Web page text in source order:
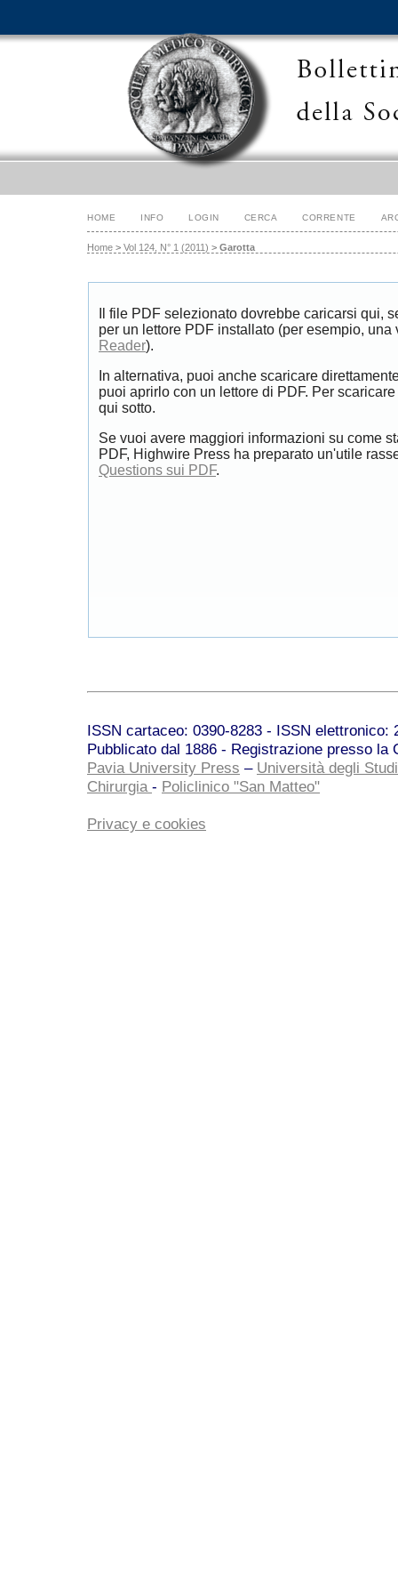
HOME INFO LOGIN CERCA CORRENTE
Home > Vol 124, N° 1 (2011) > Garotta
Il file PDF selezionato dovrebbe caricarsi qui,
per un lettore PDF installato (per esempio,
Reader).
In alternativa, puoi anche scaricare
puoi aprirlo con un lettore di PDF. Per
qui sotto.
Se vuoi avere maggiori informazioni su come
PDF, Highwire Press ha preparato un'utile
Questions sui PDF.
ISSN cartaceo: 0390-8283 - ISSN
Pubblicato dal 1886 - Registrazione presso la
Pavia University Press – Università degli
Chirurgia - Policlinico "San Matteo"
Privacy e cookies